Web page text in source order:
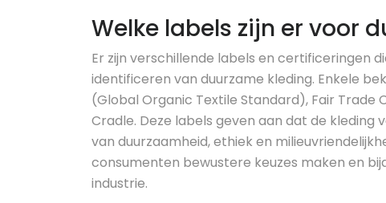
Welke labels zijn er voor
Er zijn verschillende labels en certificeringen
identificeren van duurzame kleding. Enkele
(Global Organic Textile Standard), Fair Trade
Cradle. Deze labels geven aan dat de
van duurzaamheid, ethiek en
consumenten bewustere keuzes maken en
industrie.